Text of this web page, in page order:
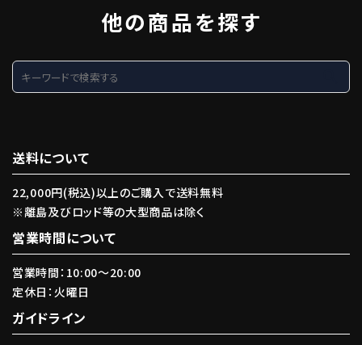
他の商品を探す
送料について
22,000円(税込)以上のご購入で送料無料
※離島及びロッド等の大型商品は除く
営業時間について
営業時間：10:00〜20:00
定休日：火曜日
ガイドライン